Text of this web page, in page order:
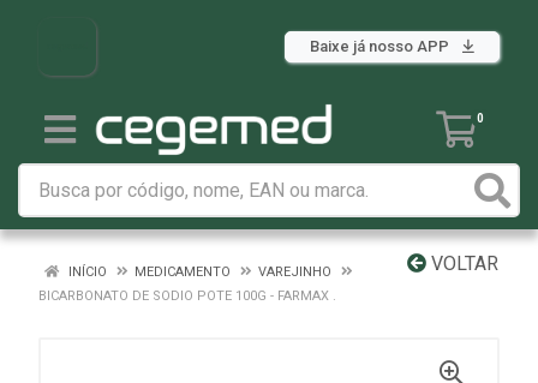
Baixe já nosso APP
0
VOLTAR
INÍCIO MEDICAMENTO
VAREJINHO
BICARBONATO DE SODIO POTE 100G - FARMAX .